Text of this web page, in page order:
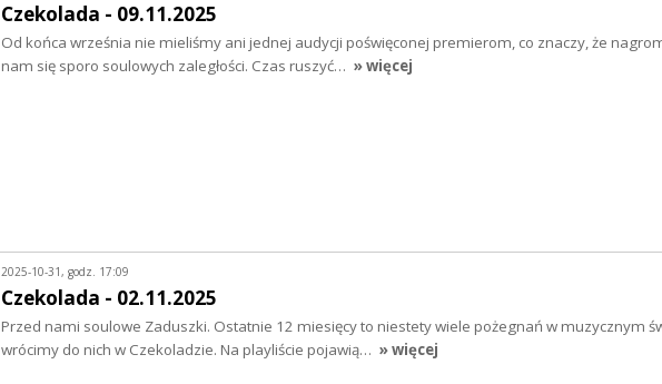
Czekolada - 09.11.2025
Od końca września nie mieliśmy ani jednej audycji poświęconej premierom, co znaczy, że
nam się sporo soulowych zaległości. Czas ruszyć… » więcej
2025-10-31, godz. 17:09
Czekolada - 02.11.2025
Przed nami soulowe Zaduszki. Ostatnie 12 miesięcy to niestety wiele pożegnań w muzycznym
wrócimy do nich w Czekoladzie. Na playliście pojawią… » więcej